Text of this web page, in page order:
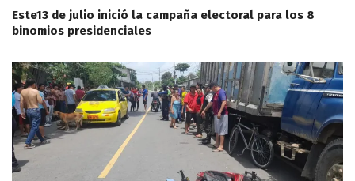
Este13 de julio inició la campaña electoral para los 8
binomios presidenciales